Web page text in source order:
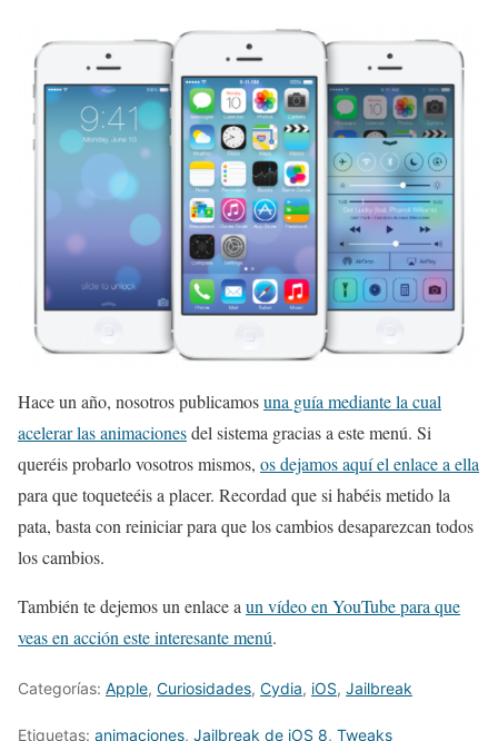
Hace un año, nosotros publicamosuna guía mediante la cual
acelerar las animacionesdel sistema gracias a este menú. Si
queréis probarlo vosotros mismos, os dejamos aquí el enlace a ella
para que toqueteéis a placer. Recordad que si habéis metido la
pata, basta con reiniciar para que los cambios desaparezcan todos
los cambios.
También te dejemos un enlace aun vídeo en YouTube para que
veas en acción este interesante menú.
Categorías: Apple, Curiosidades, Cydia, iOS, Jailbreak
Etiquetas: animaciones, Jailbreak de iOS 8, Tweaks